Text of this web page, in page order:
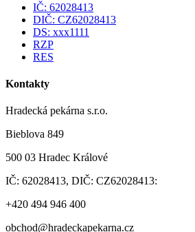
IČ: 62028413
DIČ: CZ62028413
DS: xxx1111
RZP
RES
Kontakty
Hradecká pekárna s.r.o.
Bieblova 849
500 03 Hradec Králové
IČ: 62028413, DIČ: CZ62028413:
+420 494 946 400
obchod@hradeckapekarna.cz